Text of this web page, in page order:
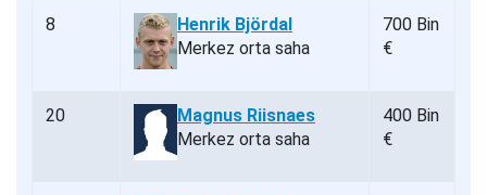
8
Henrik Björdal
Merkez orta saha
700 Bin
€
20
Magnus Riisnaes
Merkez orta saha
400 Bin
€